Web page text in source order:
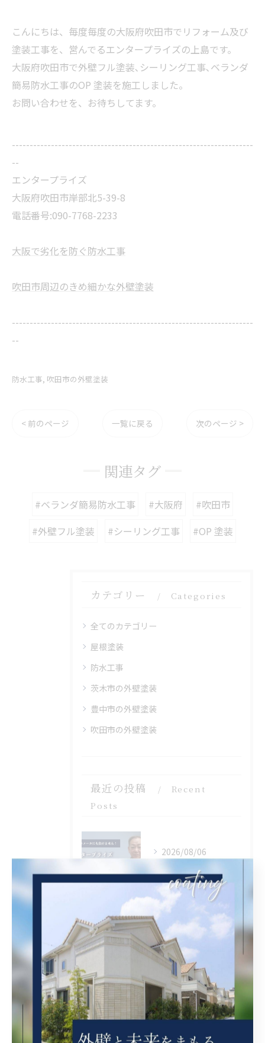
こんにちは、毎度毎度の大阪府吹田市でリフォーム及び
塗装工事を、営んでるエンタープライズの上島です。
大阪府吹田市で外壁フル塗装､シーリング工事､ベランダ
簡易防水工事のOP 塗装を施工しました。
お問い合わせを、お待ちしてます。
--------------------------------------------------------------------
--
エンタープライズ
大阪府吹田市岸部北5-39-8
電話番号:090-7768-2233
大阪で劣化を防ぐ防水工事
吹田市周辺のきめ細かな外壁塗装
--------------------------------------------------------------------
--
防水工事 吹田市の外壁塗装
< 前のページ 一覧に戻る 次のページ >
関連タグ
#ベランダ簡易防水工事 #大阪府
#吹田市
#外壁フル塗装
#シーリング工事 #OP 塗装
カテゴリー Categories
全てのカテゴリー
屋根塗装
防水工事
茨木市の外壁塗装
豊中市の外壁塗装
吹田市の外壁塗装
最近の投稿
Recent
Posts
2026/08/06
兵庫県尼崎市でベランダリフォームを施工してます。
2026/08/06
兵庫県川辺郡猪名川町に外壁フル塗装､シーリング工事､ベランダ簡易防水工事の現地調査に行きました。